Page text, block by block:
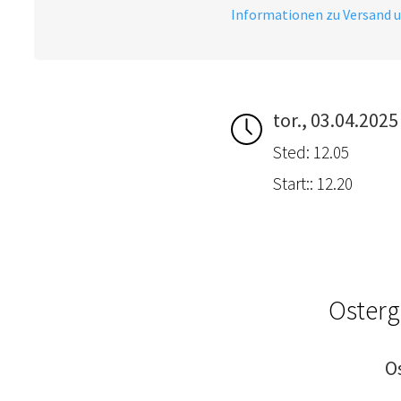
Informationen zu Versand
tor., 03.04.2025
Sted: 12.05
Start:: 12.20